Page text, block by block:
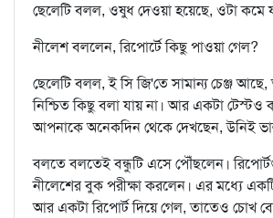
ছেলেটি বলল, ওষুধ দেওয়া হয়েছে, ওটা কমে
নীলেশ বললেন, রিপোর্টে কিছু পাওয়া গেল?
ছেলেটি বলল, ই সি জি'তে সামান্য চেঞ্জ
নিশ্চিত কিছু বলা যায় না। আর একটা টেস্টও
আপনাকে অনেকদিন থেকে দেখছেন, উনিই
বলতে বলতেই বন্ধুটি এসে পৌঁছলেন।
নীলেশের বুক পরীক্ষা করলেন। এর মধ্যে
আর একটা রিপোর্ট দিয়ে গেল, তাতেও চোখ